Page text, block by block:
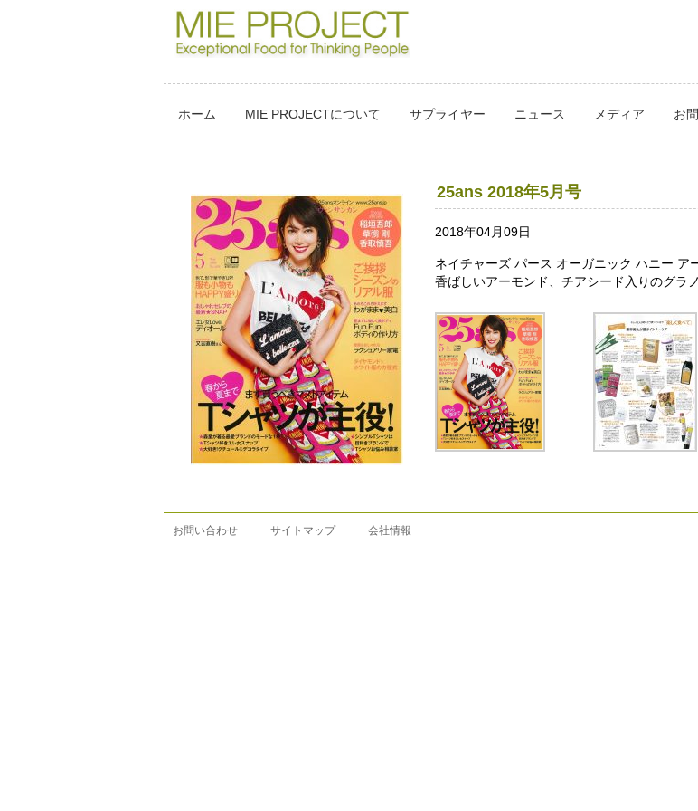
ホーム MIE PROJECTについて サプライヤー ニュース メディア お
25ans 2018年5月号
2018年04月09日
ネイチャーズ パース オーガニック ハニー ア
香ばしいアーモンド、チアシード入りのグラ
お問い合わせ サイトマップ 会社情報